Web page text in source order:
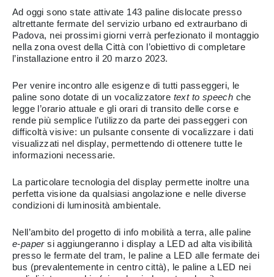
Ad oggi sono state attivate 143 paline dislocate presso
altrettante fermate del servizio urbano ed extraurbano di
Padova, nei prossimi giorni verrà perfezionato il montaggio
nella zona ovest della Città con l’obiettivo di completare
l’installazione entro il 20 marzo 2023.
Per venire incontro alle esigenze di tutti passeggeri, le
paline sono dotate di un vocalizzatore text to speech che
legge l’orario attuale e gli orari di transito delle corse e
rende più semplice l’utilizzo da parte dei passeggeri con
difficoltà visive: un pulsante consente di vocalizzare i dati
visualizzati nel display, permettendo di ottenere tutte le
informazioni necessarie.
La particolare tecnologia del display permette inoltre una
perfetta visione da qualsiasi angolazione e nelle diverse
condizioni di luminosità ambientale.
Nell’ambito del progetto di info mobilità a terra, alle paline
e-papersi aggiungeranno i display a LED ad alta visibilità
presso le fermate del tram, le paline a LED alle fermate dei
bus (prevalentemente in centro città), le paline a LED nei